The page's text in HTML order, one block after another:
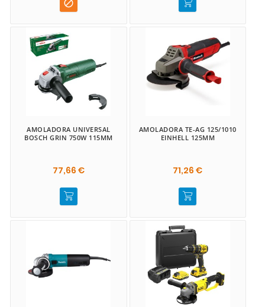

AMOLADORA UNIVERSAL
BOSCH GRIN 750W 115MM
77,66 €
AMOLADORA TE-AG 125/1010
EINHELL 125MM
71,26 €